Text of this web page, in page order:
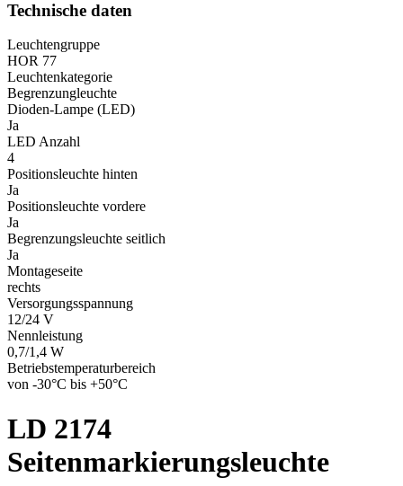
Technische daten
Leuchtengruppe
HOR 77
Leuchtenkategorie
Begrenzungleuchte
Dioden-Lampe (LED)
Ja
LED Anzahl
4
Positionsleuchte hinten
Ja
Positionsleuchte vordere
Ja
Begrenzungsleuchte seitlich
Ja
Montageseite
rechts
Versorgungsspannung
12/24 V
Nennleistung
0,7/1,4 W
Betriebstemperaturbereich
von -30°C bis +50°C
LD 2174
Seitenmarkierungsleuchte